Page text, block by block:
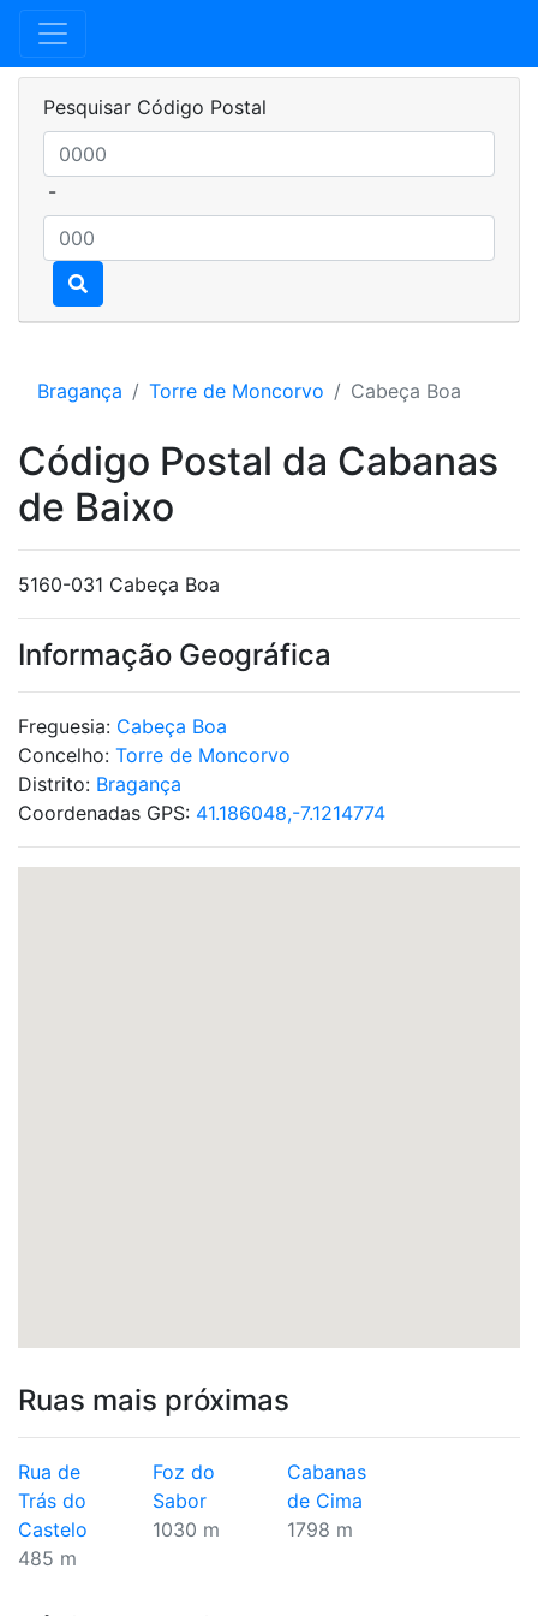
Pesquisar Código Postal
-
Bragança Torre de Moncorvo Cabeça Boa
Código Postal da Cabanas
de Baixo
5160-031 Cabeça Boa
Informação Geográfica
Freguesia: Cabeça Boa
Concelho: Torre de Moncorvo
Distrito: Bragança
Coordenadas GPS: 41.186048,-7.1214774
Ruas mais próximas
Rua de
Trás do
Castelo
485 m
Foz do
Sabor
1030 m
Cabanas
de Cima
1798 m